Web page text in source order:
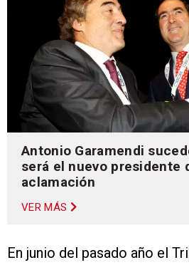
Antonio Garamendi
será el nuevo presidente
aclamación
VER MÁS
En junio del pasado año el